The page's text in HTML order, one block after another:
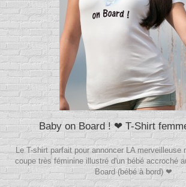
Baby on Board ! ❤ T-Shirt
Le T-shirt parfait pour annoncer LA merveilleuse
coupe très féminine illustré d'un bébé accroché
Board (bébé à bord) ❤